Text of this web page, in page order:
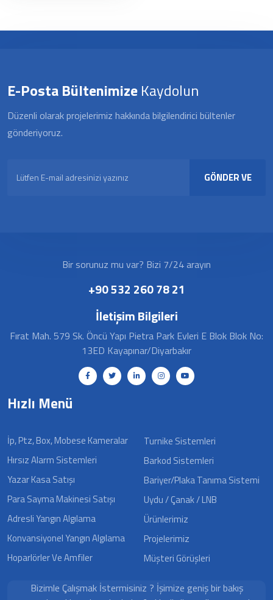
E-Posta BültenimizeKaydolun
Düzenli olarak projelerimiz hakkında bilgilendirici bültenler
gönderiyoruz.
GÖNDER VE
Bir sorunuz mu var? Bizi 7/24 arayın
+90 532 260 78 21
İletişim Bilgileri
Fırat Mah. 579 Sk. Öncü Yapı Pietra Park Evleri E Blok Blok No:
13ED Kayapınar/Diyarbakır
Hızlı Menü
İp, Ptz, Box, Mobese Kameralar
Hırsız Alarm Sistemleri
Yazar Kasa Satışı
Para Sayma Makinesi Satışı
Adresli Yangın Algılama
Konvansiyonel Yangın Algılama
Hoparlörler Ve Amfiler
Turnike Sistemleri
Barkod Sistemleri
Bariyer/Plaka Tanıma Sistemi
Uydu / Çanak / LNB
Ürünlerimiz
Projelerimiz
Müşteri Görüşleri
Bizimle Çalışmak İstermisiniz ? İşimize geniş bir bakış